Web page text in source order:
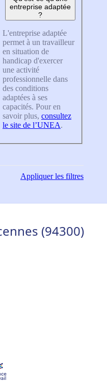
entreprise adaptée
?
L'entreprise adaptée
permet à un travailleur
en situation de
handicap d'exercer
une activité
professionnelle dans
des conditions
adaptées à ses
capacités. Pour en
savoir plus, consultez
le site de l’UNEA.
Appliquerles filtres
(94300)